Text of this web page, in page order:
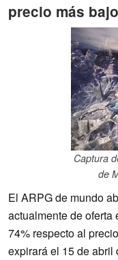
precio más
Captura
de
El ARPG de mundo
actualmente de oferta
74% respecto al
expirará el 15 de abril